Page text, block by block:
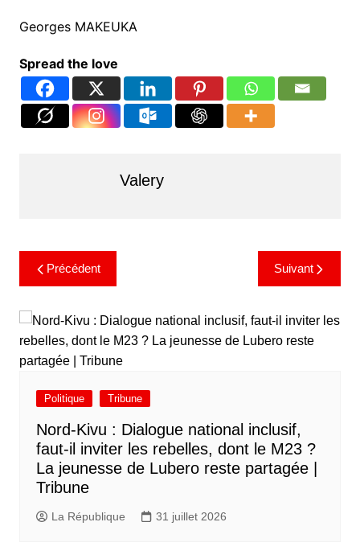
Georges MAKEUKA
Spread the love
Valery
Précédent Suivant
Politique Tribune
Nord-Kivu : Dialogue national inclusif,
faut-il inviter les rebelles, dont le M23 ?
La jeunesse de Lubero reste partagée |
Tribune
La République 31 juillet 2026